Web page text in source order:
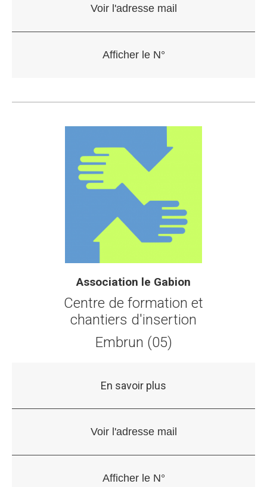
Association le Gabion
Centre de formation et
chantiers d'insertion
Embrun (05)
En savoir plus